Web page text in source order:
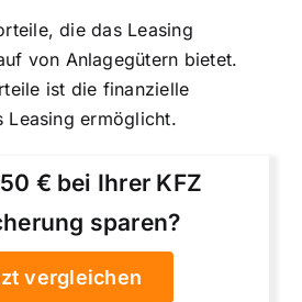
die das Leasing
von Anlagegütern bietet.
ist die finanzielle
Leasing ermöglicht.
€ bei Ihrer KFZ
sparen?
vergleichen